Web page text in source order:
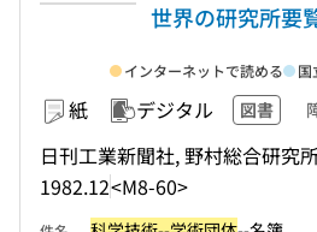
世界の研究所要
紙 デジタル 図書
日刊工業新聞社, 野村総合研究
1982.12<M8-60>
インターネットで読める 国